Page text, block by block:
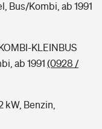
Bus/Kombi, ab 1991
KLEINBUS
ab 1991 (0928 /
kW, Benzin,